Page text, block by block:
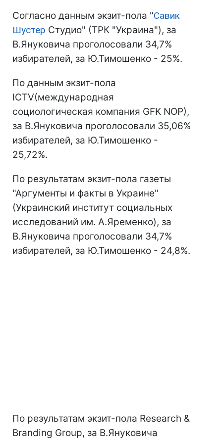
Согласно данным экзит-пола "Савик
Шустер Студио" (ТРК "Украина"), за
В.Януковича проголосовали 34,7%
избирателей, за Ю.Тимошенко - 25%.
По данным экзит-пола
ICTV(международная
социологическая компания GFK NOP),
за В.Януковича проголосовали 35,06%
избирателей, за Ю.Тимошенко -
25,72%.
По результатам экзит-пола газеты
"Аргументы и факты в Украине"
(Украинский институт социальных
исследований им. А.Яременко), за
В.Януковича проголосовали 34,7%
избирателей, за Ю.Тимошенко - 24,8%.
По результатам экзит-пола Research &
Branding Group, за В.Януковича